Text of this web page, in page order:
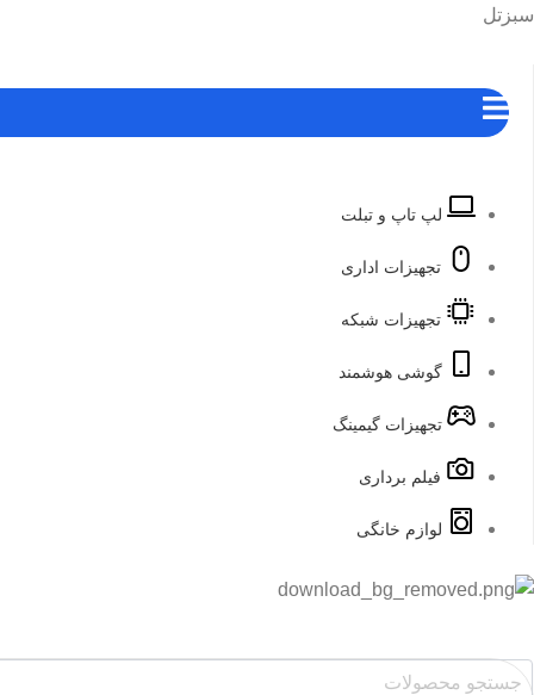
پرش
سبزتل
لپ تاپ و تبلت
تجهیزات اداری
تجهیزات شبکه
گوشی هوشمند
تجهیزات گیمینگ
فیلم برداری
لوازم خانگی
فهرست